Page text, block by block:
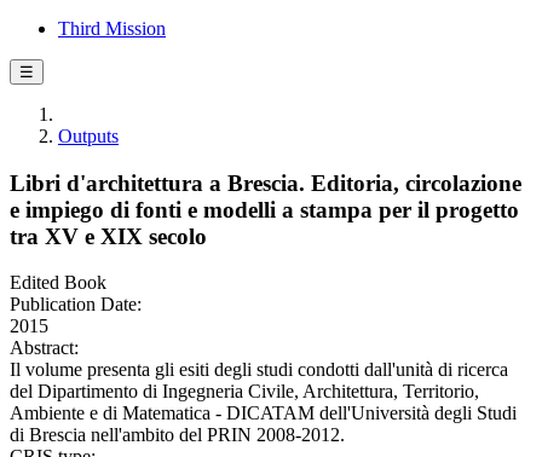
Third Mission
☰
Outputs
Libri d'architettura a Brescia. Editoria, circolazione
e impiego di fonti e modelli a stampa per il progetto
tra XV e XIX secolo
Edited Book
Publication Date:
2015
Abstract:
Il volume presenta gli esiti degli studi condotti dall'unità di ricerca
del Dipartimento di Ingegneria Civile, Architettura, Territorio,
Ambiente e di Matematica - DICATAM dell'Università degli Studi
di Brescia nell'ambito del PRIN 2008-2012.